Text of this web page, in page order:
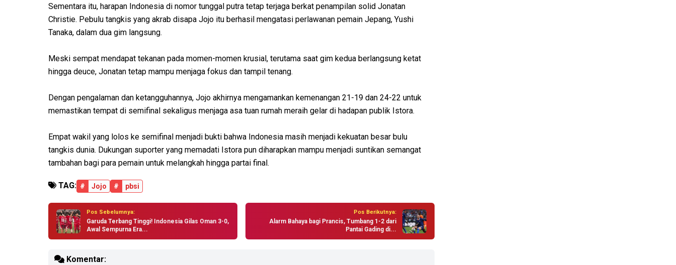
Sementara itu, harapan Indonesia di nomor tunggal putra tetap terjaga berkat penampilan solid Jonatan
Christie. Pebulu tangkis yang akrab disapa Jojo itu berhasil mengatasi perlawanan pemain Jepang, Yushi
Tanaka, dalam dua gim langsung.
Meski sempat mendapat tekanan pada momen-momen krusial, terutama saat gim kedua berlangsung ketat
hingga deuce, Jonatan tetap mampu menjaga fokus dan tampil tenang.
Dengan pengalaman dan ketangguhannya, Jojo akhirnya mengamankan kemenangan 21-19 dan 24-22 untuk
memastikan tempat di semifinal sekaligus menjaga asa tuan rumah meraih gelar di hadapan publik Istora.
Empat wakil yang lolos ke semifinal menjadi bukti bahwa Indonesia masih menjadi kekuatan besar bulu
tangkis dunia. Dukungan suporter yang memadati Istora pun diharapkan mampu menjadi suntikan semangat
tambahan bagi para pemain untuk melangkah hingga partai final.
TAG: # Jojo # pbsi
Pos Sebelumnya:
Garuda Terbang Tinggi! Indonesia Gilas Oman 3-0,
Awal Sempurna Era...
Pos Berikutnya:
Alarm Bahaya bagi Prancis, Tumbang 1-2 dari
Pantai Gading di...
Komentar: